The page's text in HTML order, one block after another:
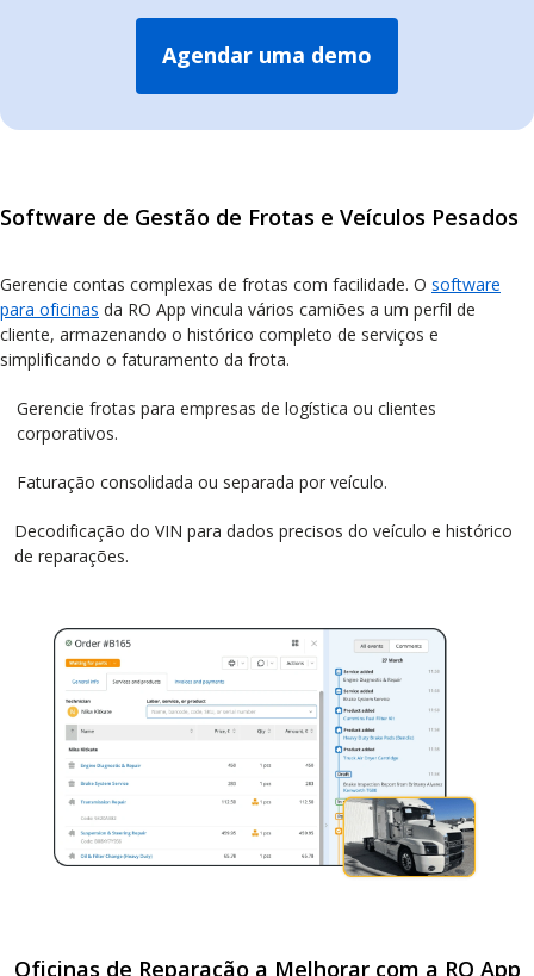
Agendar uma demo
Software de Gestão de Frotas e Veículos Pesados
Gerencie contas complexas de frotas com facilidade. O software
para oficinas da RO App vincula vários camiões a um perfil de
cliente, armazenando o histórico completo de serviços e
simplificando o faturamento da frota.
Gerencie frotas para empresas de logística ou clientes
corporativos.
Faturação consolidada ou separada por veículo.
Decodificação do VIN para dados precisos do veículo e histórico
de reparações.
Oficinas de Reparação a Melhorar com a RO App